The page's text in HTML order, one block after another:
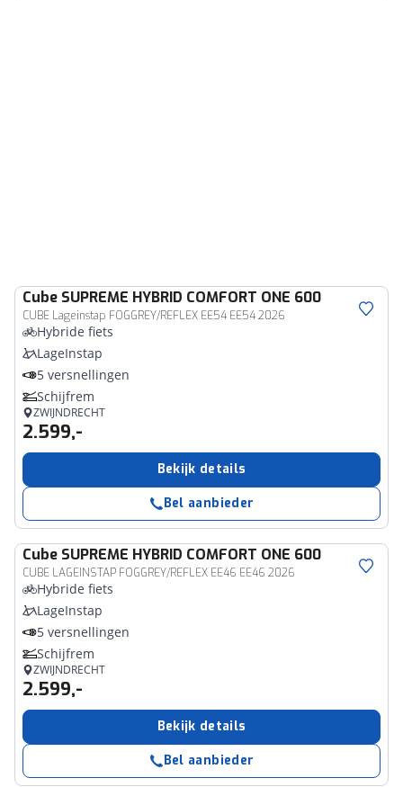
Cube SUPREME HYBRID COMFORT ONE 600
CUBE Lageinstap FOGGREY/REFLEX EE54 EE54 2026
Hybride fiets
LageInstap
5 versnellingen
Schijfrem
ZWIJNDRECHT
2.599,-
Bekijk details
Bel aanbieder
Cube SUPREME HYBRID COMFORT ONE 600
CUBE LAGEINSTAP FOGGREY/REFLEX EE46 EE46 2026
Hybride fiets
LageInstap
5 versnellingen
Schijfrem
ZWIJNDRECHT
2.599,-
Bekijk details
Bel aanbieder